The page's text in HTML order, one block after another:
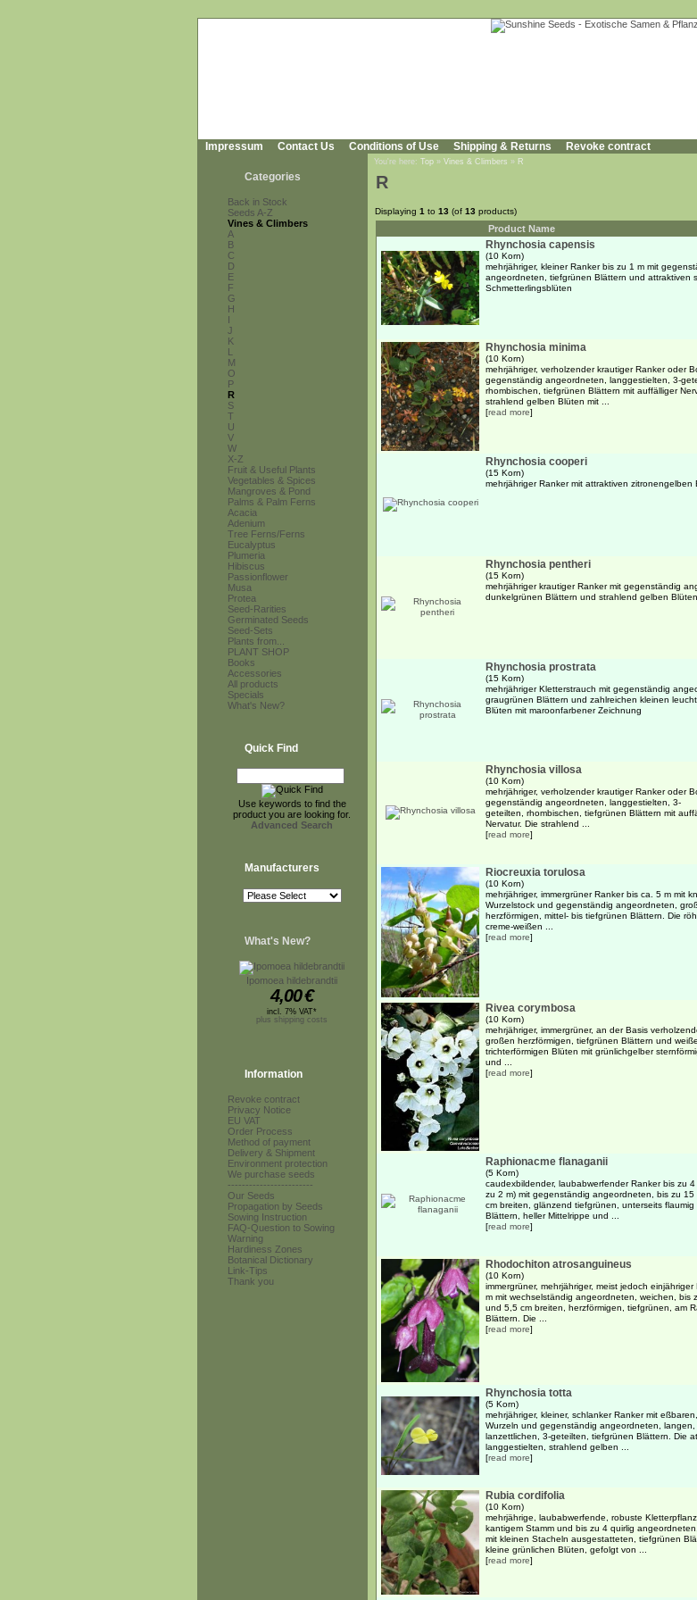
Impressum Contact Us Conditions of Use Shipping & Returns Revoke contract
Categories
Back in Stock
Seeds A-Z
Vines & Climbers
A
B
C
D
E
F
G
H
I
J
K
L
M
O
P
R
S
T
U
V
W
X-Z
Fruit & Useful Plants
Vegetables & Spices
Mangroves & Pond
Palms & Palm Ferns
Acacia
Adenium
Tree Ferns/Ferns
Eucalyptus
Plumeria
Hibiscus
Passionflower
Musa
Protea
Seed-Rarities
Germinated Seeds
Seed-Sets
Plants from...
PLANT SHOP
Books
Accessories
All products
Specials
What's New?
Quick Find
Use keywords to find the
product you are looking for.
Advanced Search
Manufacturers
What's New?
Ipomoea hildebrandtii
4,00€
incl. 7% VAT*
plus shipping costs
Information
Revoke contract
Privacy Notice
EU VAT
Order Process
Method of payment
Delivery & Shipment
Environment protection
We purchase seeds
------------------------
Our Seeds
Propagation by Seeds
Sowing Instruction
FAQ-Question to Sowing
Warning
Hardiness Zones
Botanical Dictionary
Link-Tips
Thank you
You're here: Top » Vines & Climbers » R
R
Displaying 1 to 13 (of 13 products)
Product Name
Rhynchosia capensis
(10 Korn)
mehrjähriger, kleiner Ranker bis zu 1 m mit
angeordneten, tiefgrünen Blättern und attraktiven
Schmetterlingsblüten
Rhynchosia minima
(10 Korn)
mehrjähriger, verholzender krautiger Ranker oder
gegenständig angeordneten, langgestielten, 3-
rhombischen, tiefgrünen Blättern mit auffälliger
strahlend gelben Blüten mit ...
[read more]
Rhynchosia cooperi
(15 Korn)
mehrjähriger Ranker mit attraktiven zitronengelben
Rhynchosia pentheri
(15 Korn)
mehrjähriger krautiger Ranker mit gegenständig
dunkelgrünen Blättern und strahlend gelben Blüten
Rhynchosia prostrata
(15 Korn)
mehrjähriger Kletterstrauch mit gegenständig
graugrünen Blättern und zahlreichen kleinen
Blüten mit maroonfarbener Zeichnung
Rhynchosia villosa
(10 Korn)
mehrjähriger, verholzender krautiger Ranker oder
gegenständig angeordneten, langgestielten, 3-
geteilten, rhombischen, tiefgrünen Blättern mit
Nervatur. Die strahlend ...
[read more]
Riocreuxia torulosa
(10 Korn)
mehrjähriger, immergrüner Ranker bis ca. 5 m mit
Wurzelstock und gegenständig angeordneten,
herzförmigen, mittel- bis tiefgrünen Blättern. Die
creme-weißen ...
[read more]
Rivea corymbosa
(10 Korn)
mehrjähriger, immergrüner, an der Basis
großen herzförmigen, tiefgrünen Blättern und
trichterförmigen Blüten mit grünlichgelber
und ...
[read more]
Raphionacme flanaganii
(5 Korn)
caudexbildender, laubabwerfender Ranker bis zu 4
zu 2 m) mit gegenständig angeordneten, bis zu 15
cm breiten, glänzend tiefgrünen, unterseits flaumig
Blättern, heller Mittelrippe und ...
[read more]
Rhodochiton atrosanguineus
(10 Korn)
immergrüner, mehrjähriger, meist jedoch einjähriger
m mit wechselständig angeordneten, weichen, bis
und 5,5 cm breiten, herzförmigen, tiefgrünen, am
Blättern. Die ...
[read more]
Rhynchosia totta
(5 Korn)
mehrjähriger, kleiner, schlanker Ranker mit
Wurzeln und gegenständig angeordneten, langen,
lanzettlichen, 3-geteilten, tiefgrünen Blättern. Die
langgestielten, strahlend gelben ...
[read more]
Rubia cordifolia
(10 Korn)
mehrjährige, laubabwerfende, robuste
kantigem Stamm und bis zu 4 quirlig
mit kleinen Stacheln ausgestatteten, tiefgrünen
kleine grünlichen Blüten, gefolgt von ...
[read more]